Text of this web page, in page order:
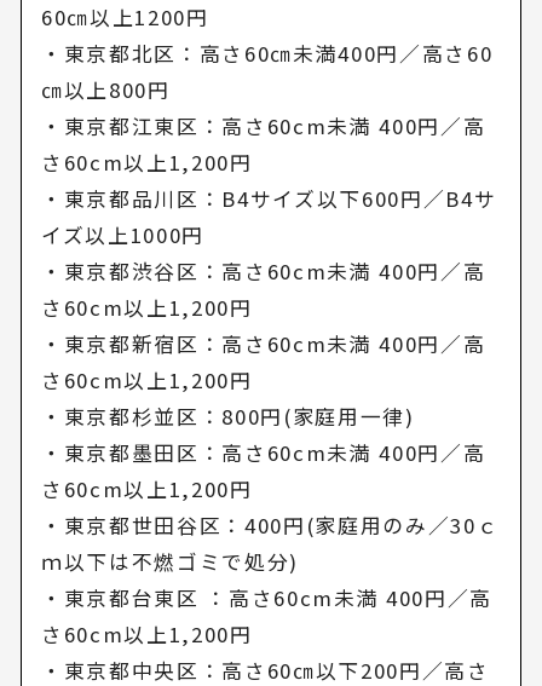
60㎝以上1200円
・東京都北区：高さ60㎝未満400円／高さ60
㎝以上800円
・東京都江東区：高さ60cm未満 400円／高
さ60cm以上1,200円
・東京都品川区：B4サイズ以下600円／B4サ
イズ以上1000円
・東京都渋谷区：高さ60cm未満 400円／高
さ60cm以上1,200円
・東京都新宿区：高さ60cm未満 400円／高
さ60cm以上1,200円
・東京都杉並区：800円(家庭用一律)
・東京都墨田区：高さ60cm未満 400円／高
さ60cm以上1,200円
・東京都世田谷区：400円(家庭用のみ／30ｃ
ｍ以下は不燃ゴミで処分)
・東京都台東区 ：高さ60cm未満 400円／高
さ60cm以上1,200円
・東京都中央区：高さ60㎝以下200円／高さ